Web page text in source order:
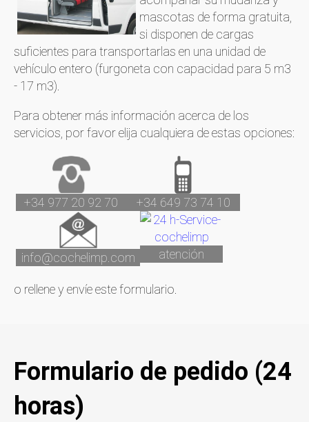
mascotas de forma gratuita,
si disponen de cargas
suficientes para transportarlas en una unidad de
vehículo entero (furgoneta con capacidad para 5 m3
- 17 m3).
Para obtener más información acerca de los
servicios, por favor elija cualquiera de estas opciones:
+34 977 20 92 70 +34 649 73 74 10
info@cochelimp.com atención
o rellene y envíe este formulario.
Formulario de pedido (24
horas)